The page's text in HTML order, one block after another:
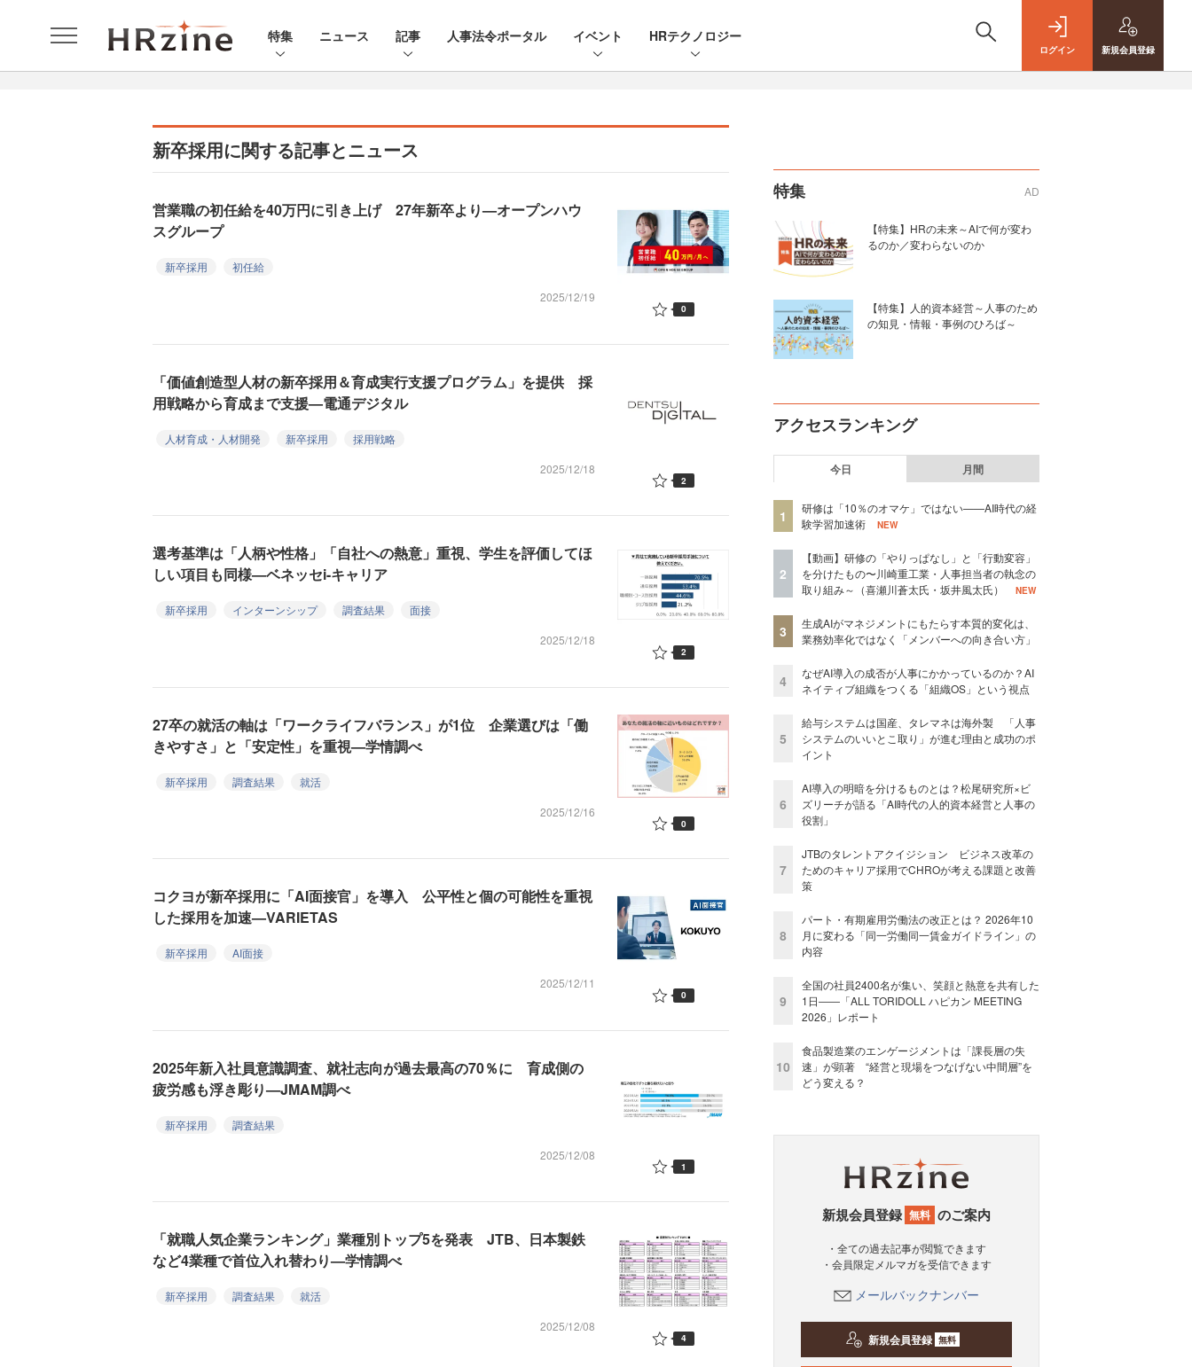
特集 ニュース 記事 人事法令ポータル イベント HRテクノロジー
ログイン 新規会員登録
新卒採用に関する記事とニュース
営業職の初任給を40万円に引き上げ 27年新卒より—オープンハウ
スグループ
新卒採用
初任給
2025/12/19
0
「価値創造型人材の新卒採用＆育成実行支援プログラム」を提供 採
用戦略から育成まで支援—電通デジタル
人材育成・人材開発 新卒採用
採用戦略
2025/12/18
2
選考基準は「人柄や性格」「自社への熱意」重視、学生を評価してほ
しい項目も同様—ベネッセi-キャリア
新卒採用 インターンシップ 調査結果
面接
2025/12/18
2
27卒の就活の軸は「ワークライフバランス」が1位 企業選びは「働
きやすさ」と「安定性」を重視—学情調べ
新卒採用 調査結果
就活
2025/12/16
0
コクヨが新卒採用に「AI面接官」を導入 公平性と個の可能性を重視
した採用を加速—VARIETAS
新卒採用
AI面接
2025/12/11
0
2025年新入社員意識調査、就社志向が過去最高の70％に 育成側の
疲労感も浮き彫り—JMAM調べ
新卒採用
調査結果
2025/12/08
1
「就職人気企業ランキング」業種別トップ5を発表 JTB、日本製鉄
など4業種で首位入れ替わり—学情調べ
新卒採用 調査結果
就活
2025/12/08
4
特集 AD
【特集】HRの未来～AIで何が変わ
るのか／変わらないのか
【特集】人的資本経営～人事のため
の知見・情報・事例のひろば～
アクセスランキング
今日 月間
1
研修は「10％のオマケ」ではない——AI時代の経
験学習加速術
NEW
2
【動画】研修の「やりっぱなし」と「行動変容」
を分けたもの〜川崎重工業・人事担当者の執念の
取り組み～（喜瀬川蒼太氏・坂井風太氏）
NEW
3
生成AIがマネジメントにもたらす本質的変化は、
業務効率化ではなく「メンバーへの向き合い方」
4
なぜAI導入の成否が人事にかかっているのか？AI
ネイティブ組織をつくる「組織OS」という視点
5
給与システムは国産、タレマネは海外製 「人事
システムのいいとこ取り」が進む理由と成功のポ
イント
6
AI導入の明暗を分けるものとは？松尾研究所×ビ
ズリーチが語る「AI時代の人的資本経営と人事の
役割」
7
JTBのタレントアクイジション ビジネス改革の
ためのキャリア採用でCHROが考える課題と改善
策
8
パート・有期雇用労働法の改正とは？ 2026年10
月に変わる「同一労働同一賃金ガイドライン」の
内容
9
全国の社員2400名が集い、笑顔と熱意を共有した
1日――「ALL TORIDOLL ハピカン MEETING
2026」レポート
10
食品製造業のエンゲージメントは「課長層の失
速」が顕著 “経営と現場をつなげない中間層”を
どう変える？
新規会員登録 無料 のご案内
・全ての過去記事が閲覧できます
・会員限定メルマガを受信できます
メールバックナンバー
新規会員登録 無料